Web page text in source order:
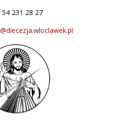
54 231 28 27